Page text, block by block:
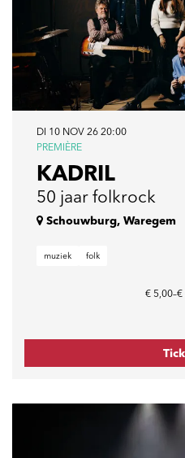
KADRIL
50 jaar folkrock
PREMIÈRE
DI 10 NOV 26 20:00
Schouwburg, Waregem
muziek folk
€ 5,00–€